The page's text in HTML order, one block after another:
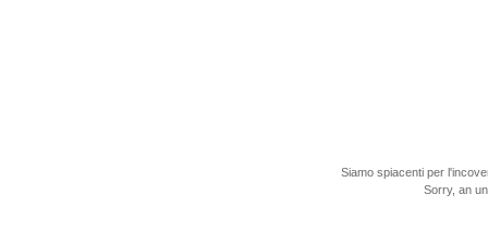
Siamo spiacenti per
Sorry, an